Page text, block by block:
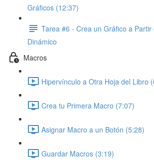
Gráficos (12:37)
Tarea #6 - Crea un Gráfico a Partir
Dinámico
Macros
Hipervínculo a Otra Hoja del Libro
Crea tu Primera Macro (7:07)
Asignar Macro a un Botón (5:28)
Guardar Macros (3:19)